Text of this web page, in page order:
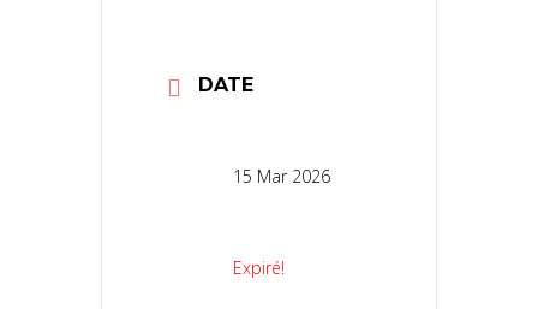
DATE
15 Mar 2026
Expiré!